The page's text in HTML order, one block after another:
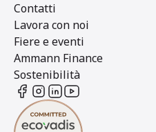
Contatti
Lavora con noi
Fiere e eventi
Ammann Finance
Sostenibilità